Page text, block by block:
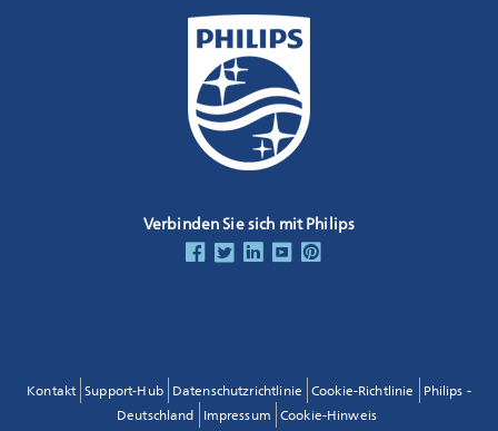
Verbinden Sie sich mit Philips
Kontakt Support-Hub Datenschutzrichtlinie Cookie-Richtlinie Philips -
Deutschland Impressum Cookie-Hinweis